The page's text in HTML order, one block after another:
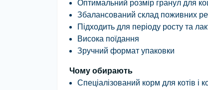
Оптимальний розмір гранул для
Збалансований склад поживних
Підходить для періоду росту та
Висока поїдання
Зручний формат упаковки
Чому обирають
Спеціалізований корм для котів і